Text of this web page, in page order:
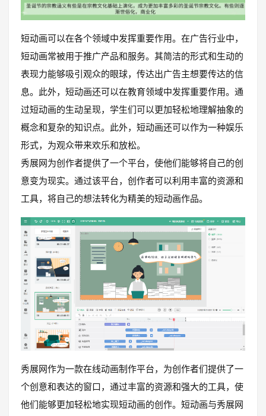
短动画可以在各个领域中发挥重要作用。在广告行业中，
短动画常被用于推广产品和服务。其简洁的形式和生动的
表现力能够吸引观众的眼球，传达出广告主想要传达的信
息。此外，短动画还可以在教育领域中发挥重要作用。通
过短动画的生动呈现，学生们可以更加轻松地理解抽象的
概念和复杂的知识点。此外，短动画还可以作为一种娱乐
形式，为观众带来欢乐和放松。
秀展网为创作者提供了一个平台，使他们能够将自己的创
意变为现实。通过该平台，创作者可以利用丰富的资源和
工具，将自己的想法转化为精美的短动画作品。
秀展网作为一款在线动画制作平台，为创作者们提供了一
个创意和表达的窗口，通过丰富的资源和强大的工具，使
他们能够更加轻松地实现短动画的创作。短动画与秀展网